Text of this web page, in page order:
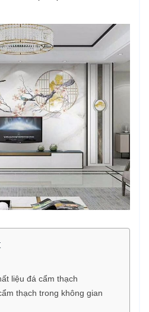
liệu đá cẩm thạch
thạch trong không gian